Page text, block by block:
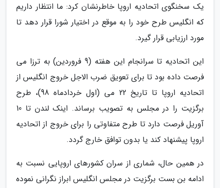
یک سخنگوی اتحادیه اروپا خاطرنشان کرد: ما انتظار داریم
که انگلیس طرح خود را به موقع در اختیار شورا قرار دهد تا
مورد ارزیابی قرار گیرد.
این اتحادیه تا سرانجام این هفته (9 فروردین) به ترزا می
فرصت داده بود تا برای تعویق ضرب الاجل خروج انگلیس از
اتحادیه اروپا تا تاریخ 22 می (اول خردادماه 98)، طرح
برگزیت را در مجلس به تصویب برساند. اینک لندن تا 10
آوریل فرصت دارد تا طرح متفاوتی را برای خروج از اتحادیه
اروپا پیشنهاد کند یا بدون توافق خارج گردد.
در همین حال، شماری از سران کشورهای اروپایی نسبت به
ادامه بن بست برگزیت در مجلس انگلیس ابراز نگرانی نموده